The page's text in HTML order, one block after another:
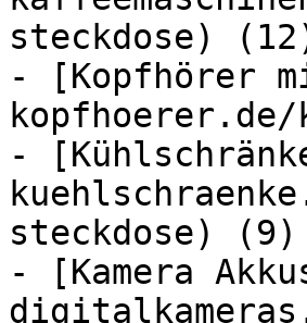
steckdose)
- [Kopfhörer
-
steckdose) (9)
- [Kamera